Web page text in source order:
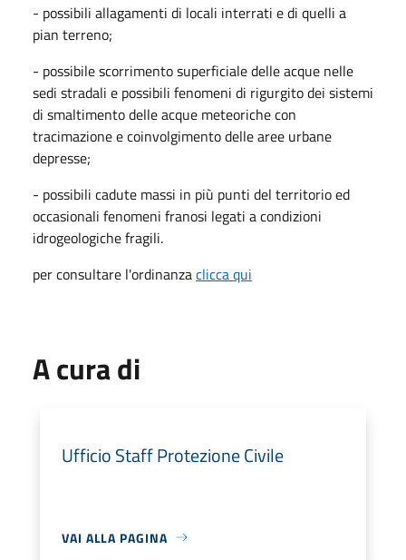
- possibili allagamenti di locali interrati e di quelli a
pian terreno;
- possibile scorrimento superficiale delle acque nelle
sedi stradali e possibili fenomeni di rigurgitodei sistemi
di smaltimento delle acque meteoriche con
tracimazione e coinvolgimento delle aree urbane
depresse;
- possibili cadute massi in più punti del territorio ed
occasionali fenomeni franosi legati a condizioni
idrogeologiche fragili.
per consultare l'ordinanzaclicca qui
A cura di
Ufficio Staff Protezione Civile
VAI ALLA PAGINA